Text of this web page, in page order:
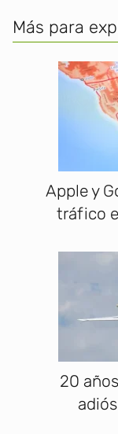
Más para
Apple y
tráfico
20